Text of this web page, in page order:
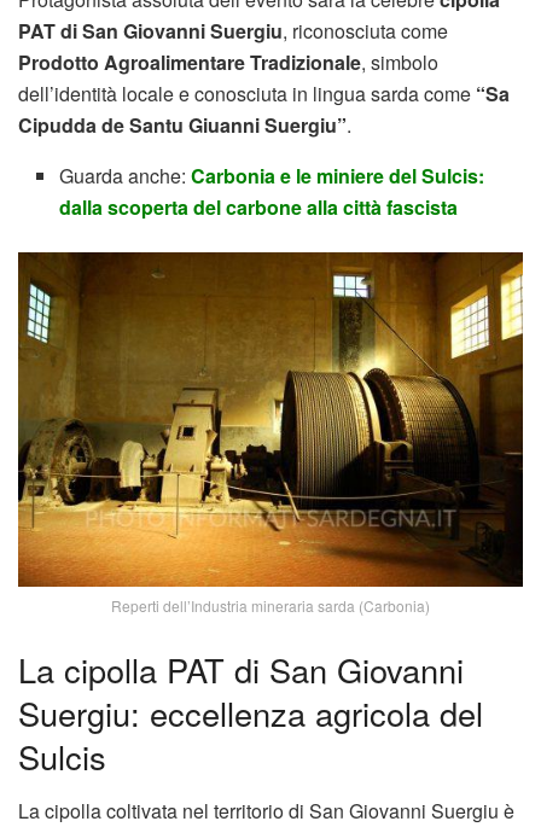
PAT di San Giovanni Suergiu, riconosciuta come
Prodotto Agroalimentare Tradizionale, simbolo
dell’identità locale e conosciuta in lingua sarda come “Sa
Cipudda de Santu Giuanni Suergiu”.
Guarda anche:Carbonia e le miniere del Sulcis:
dalla scoperta del carbone alla città fascista
Reperti dell’Industria mineraria sarda (Carbonia)
La cipolla PAT di San Giovanni
Suergiu: eccellenza agricola del
Sulcis
La cipolla coltivata nel territorio di San Giovanni Suergiu è